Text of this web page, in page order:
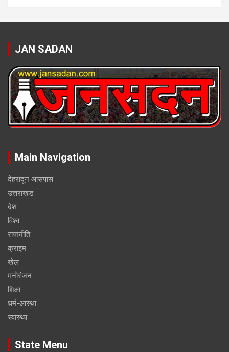
JAN SADAN
Main Navigation
देहरादून आसपास
उत्तराखंड
देश
विश्व
राजनीति
क्राइम
खेल
मनोरंजन
शिक्षा
धर्म-आस्था
स्वास्थ्य
State Menu